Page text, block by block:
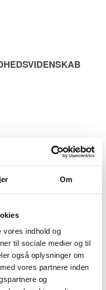
Om
vores indhold og
til sociale medier og til
også oplysninger om
vores partnere inden
og